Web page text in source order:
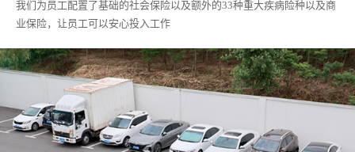
我们为员工配置了基础的社会保险以及额外的33种重大疾病险种以及商
业保险，让员工可以安心投入工作